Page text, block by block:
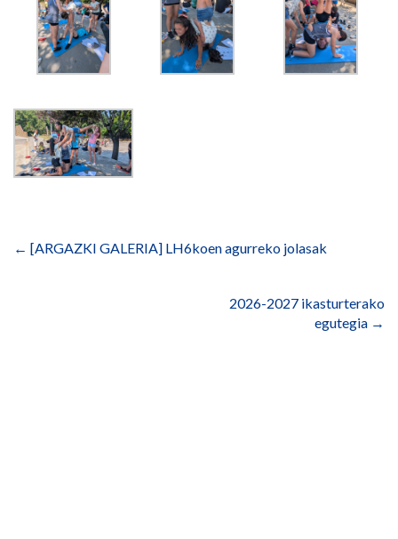
zehar
← [ARGAZKI GALERIA] LH6koen agurreko jolasak
2026-2027 ikasturterako
egutegia →